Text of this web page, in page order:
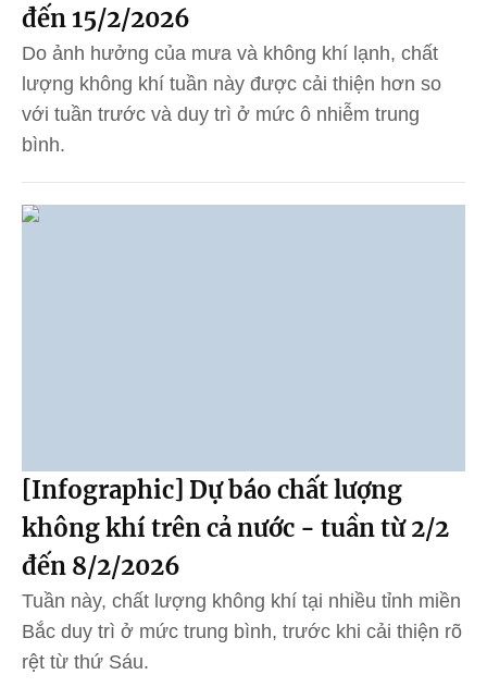
đến 15/2/2026
Do ảnh hưởng của mưa và không khí lạnh, chất
lượng không khí tuần này được cải thiện hơn so
với tuần trước và duy trì ở mức ô nhiễm trung
bình.
[Infographic] Dự báo chất lượng
không khí trên cả nước - tuần từ 2/2
đến 8/2/2026
Tuần này, chất lượng không khí tại nhiều tỉnh miền
Bắc duy trì ở mức trung bình, trước khi cải thiện rõ
rệt từ thứ Sáu.